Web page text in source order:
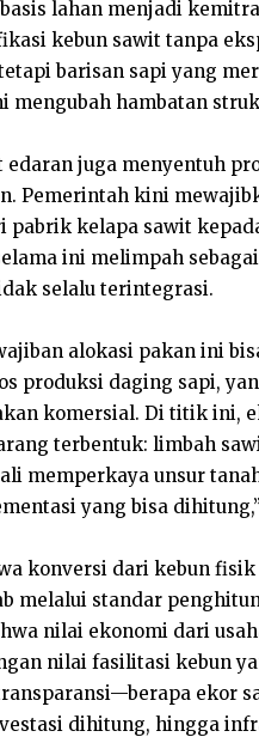
lahan menjadi
kebun sawit tanpa
barisan sapi yang
mengubah hambatan
edaran juga menyentuh
Pemerintah kini
pabrik kelapa sawit
ini melimpah
selalu terintegrasi.
alokasi pakan ini
produksi daging sapi,
komersial. Di titik ini,
terbentuk: limbah
memperkaya unsur
yang bisa
konversi dari kebun
melalui standar
nilai ekonomi dari
nilai fasilitasi kebun
ekor
dihitung, hingga